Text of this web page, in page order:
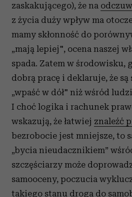
zaskakującego), że na
z życia duży wpływ ma
mamy skłonność do
„mają lepiej", ocena naszej
spada. Zatem w środowisku,
dobrą pracę i deklaruje, że są
„wpaść w dół" niż wśród
I choć logika i rachunek
wskazują, że łatwiej znaleźć
bezrobocie jest mniejsze, to
„bycia nieudacznikiem”
szczęściarzy może
samooceny, poczucia
takiego stanu droga do